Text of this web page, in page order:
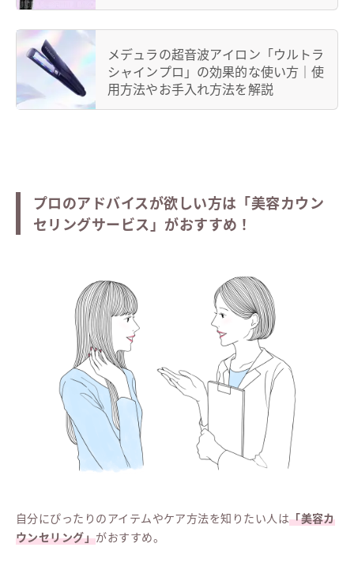
メデュラの超音波アイロン「ウルトラ
シャインプロ」の効果的な使い方｜使
用方法やお手入れ方法を解説
プロのアドバイスが欲しい方は「美容カウン
セリングサービス」がおすすめ！
自分にぴったりのアイテムやケア方法を知りたい人は「美容カ
ウンセリング」がおすすめ。